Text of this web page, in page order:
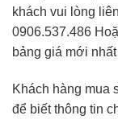
khách vui lòng
0906.537.486
bảng giá mới
Khách hàng mua
để biết thông tin